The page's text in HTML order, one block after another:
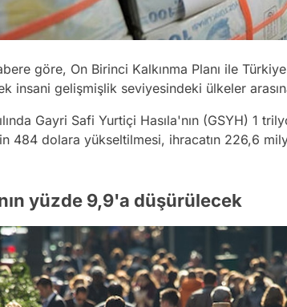
göre, On Birinci Kalkınma Planı ile
insani gelişmişlik seviyesindeki ülkeler
Gayri Safi Yurtiçi Hasıla'nın (GSYH) 1
484 dolara yükseltilmesi, ihracatın 226,6
yüzde 9,9'a düşürülecek